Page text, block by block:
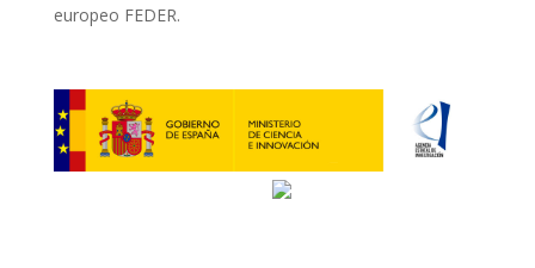
europeo FEDER.